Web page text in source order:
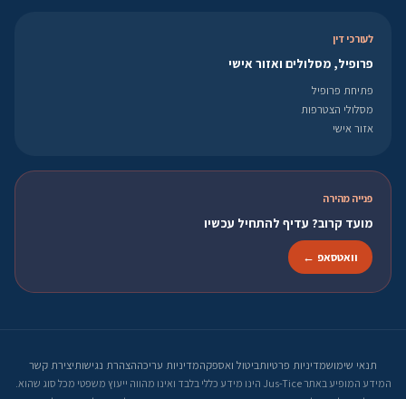
לעורכי דין
פרופיל, מסלולים ואזור אישי
פתיחת פרופיל
מסלולי הצטרפות
אזור אישי
פנייה מהירה
מועד קרוב? עדיף להתחיל עכשיו
וואטסאפ ←
תנאי שימושמדיניות פרטיותביטול ואספקהמדיניות עריכההצהרת נגישותיצירת קשר
המידע המופיע באתר Jus-Tice הינו מידע כללי בלבד ואינו מהווה ייעוץ משפטי מכל סוג שהוא.